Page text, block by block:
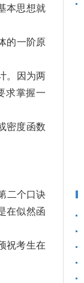
本思想就
的一阶原
。因为两
求掌握一
密度函数
二个口诀
在似然函
祝考生在